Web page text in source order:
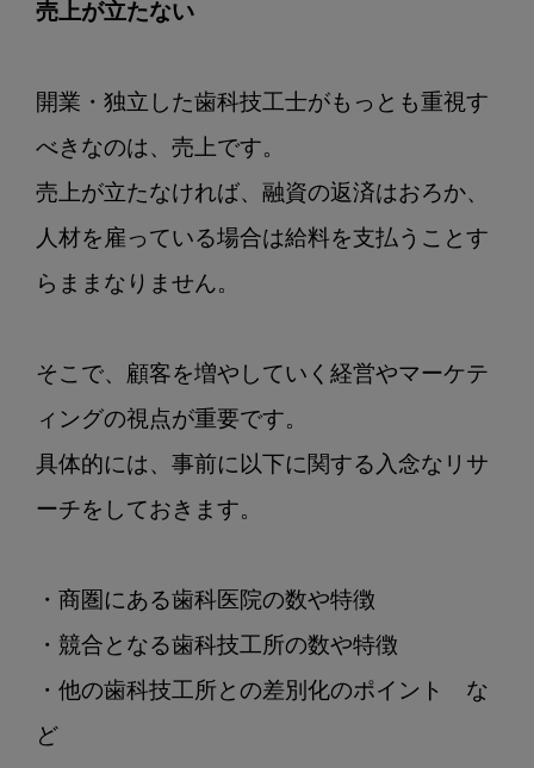
売上が立たない
開業・独立した歯科技工士がもっとも重視す
べきなのは、売上です。
売上が立たなければ、融資の返済はおろか、
人材を雇っている場合は給料を支払うことす
らままなりません。
そこで、顧客を増やしていく経営やマーケテ
ィングの視点が重要です。
具体的には、事前に以下に関する入念なリサ
ーチをしておきます。
・商圏にある歯科医院の数や特徴
・競合となる歯科技工所の数や特徴
・他の歯科技工所との差別化のポイント　な
ど